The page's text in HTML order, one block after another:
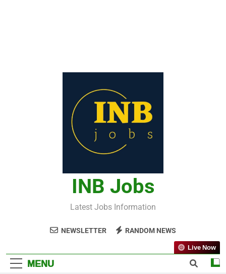
INB Jobs
Latest Jobs Information
NEWSLETTER RANDOM NEWS
MENU
Live Now